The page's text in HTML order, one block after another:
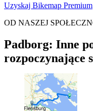
Uzyskaj Bikemap Premium
OD NASZEJ
Padborg: Inne
rozpoczynające